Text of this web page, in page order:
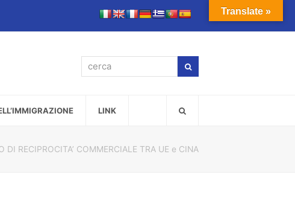
cerca
LINK
DI RECIPROCITA’ COMMERCIALE TRA UE e CINA
Translate »